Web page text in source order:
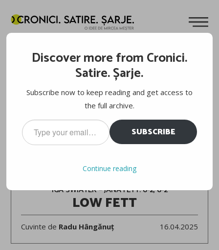
PORSCHE TENNIS GRAND PRIX 2025
IGA SWIATEK – JANA FETT: 6-2, 6-2
LOW FETT
Cuvinte de Radu Hângănuț 16.04.2025
Discover more from Cronici.
Satire. Șarje.
Subscribe now to keep reading and get access to
the full archive.
Type
your
email…
SUBSCRIBE
Continue reading